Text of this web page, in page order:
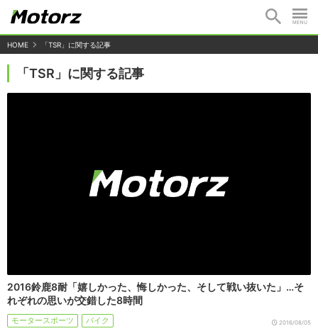
HOME 「TSR」に関する記事
「TSR」に関する記事
2016鈴鹿8耐「嬉しかった、悔しかった、そして戦い抜いた」…そ
れぞれの思いが交錯した8時間
モータースポーツ バイク 2016/08/05